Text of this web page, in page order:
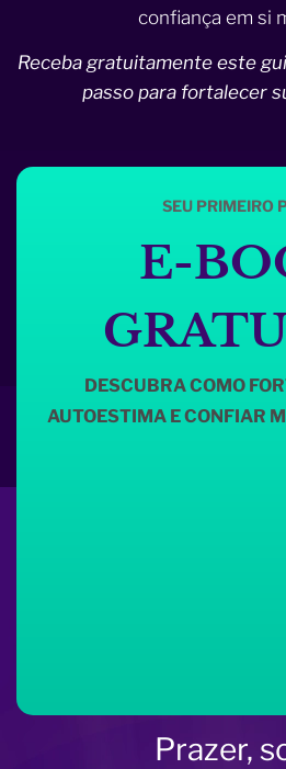
confiança em si
Receba gratuitamente este
passo para fortalecer
SEU PRIMEIRO
E-
DESCUBRA COMO
AUTOESTIMA E CONFIAR
Prazer,